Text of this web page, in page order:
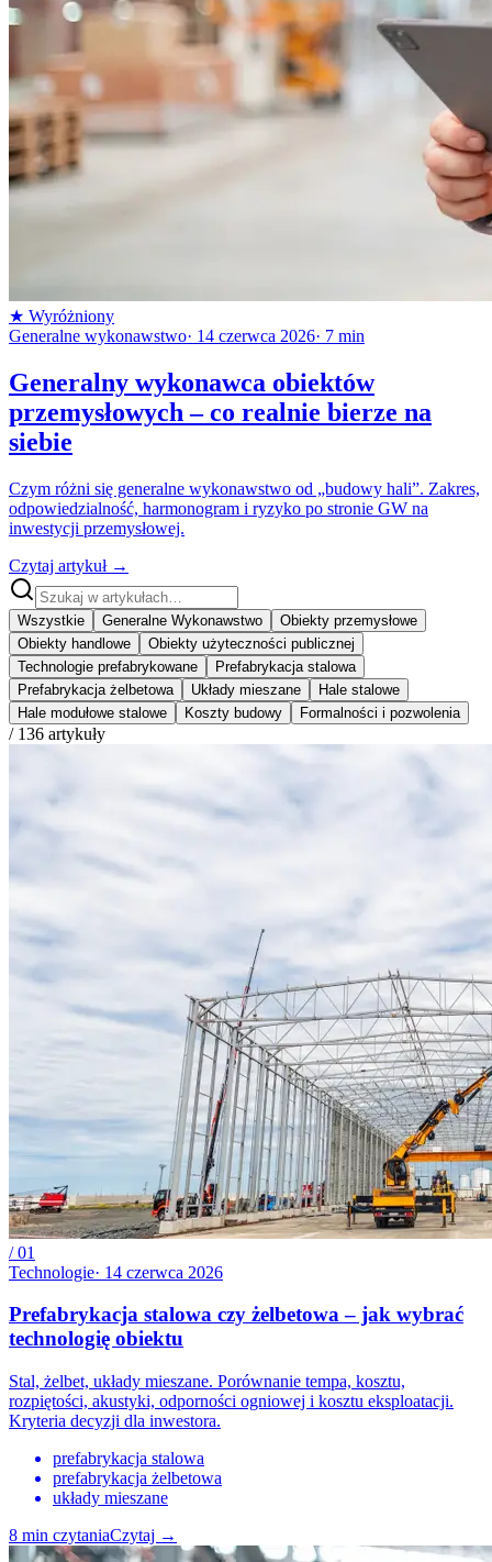
★ Wyróżniony
Generalne wykonawstwo· 14 czerwca 2026· 7 min
Generalny wykonawca obiektów
przemysłowych – co realnie bierze na
siebie
Czym różni się generalne wykonawstwo od „budowy hali”. Zakres,
odpowiedzialność, harmonogram i ryzyko po stronie GW na
inwestycji przemysłowej.
Czytaj artykuł →
Wszystkie Generalne Wykonawstwo
Obiekty przemysłowe
Obiekty handlowe
Obiekty użyteczności publicznej
Technologie prefabrykowane
Prefabrykacja stalowa
Prefabrykacja żelbetowa
Układy mieszane
Hale stalowe
Hale modułowe stalowe
Koszty budowy Formalności i pozwolenia
/ 136 artykuły
/01
Technologie· 14 czerwca 2026
Prefabrykacja stalowa czy żelbetowa – jak wybrać
technologię obiektu
Stal, żelbet, układy mieszane. Porównanie tempa, kosztu,
rozpiętości, akustyki, odporności ogniowej i kosztu eksploatacji.
Kryteria decyzji dla inwestora.
prefabrykacja stalowa
prefabrykacja żelbetowa
układy mieszane
8 min czytaniaCzytaj →